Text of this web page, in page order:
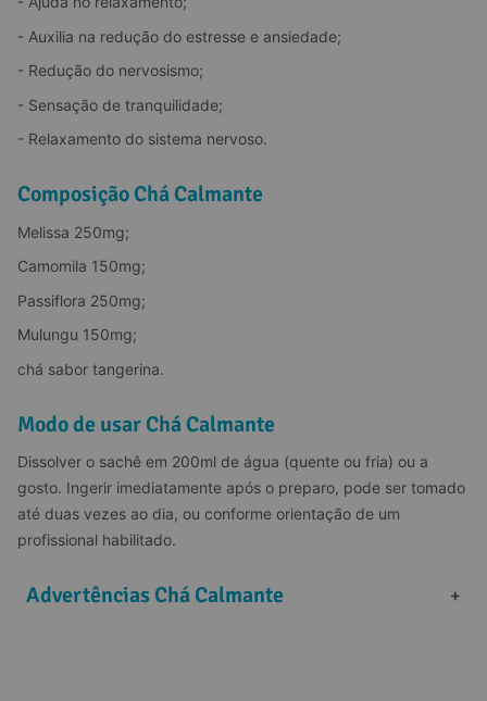
- Auxilia na redução do estresse e ansiedade;
- Redução do nervosismo;
- Sensação de tranquilidade;
- Relaxamento do sistema nervoso.
Composição Chá Calmante
Melissa 250mg;
Camomila 150mg;
Passiflora 250mg;
Mulungu 150mg;
chá sabor tangerina.
Modo de usar Chá Calmante
Dissolver o sachê em 200ml de água (quente ou fria) ou a
gosto. Ingerir imediatamente após o preparo, pode ser tomado
até duas vezes ao dia, ou conforme orientação de um
profissional habilitado.
Advertências Chá Calmante +